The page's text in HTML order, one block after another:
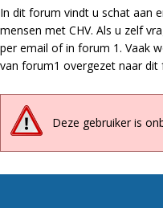
In dit forum vindt u schat aan
mensen met CHV. Als u zelf
per email of in forum 1. Vaak
van forum1 overgezet naar dit
Deze gebruiker is